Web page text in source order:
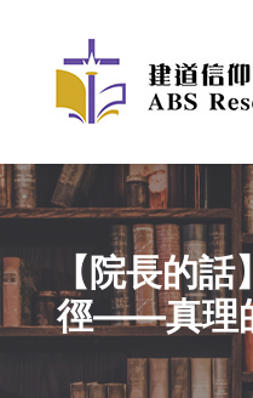
【院長的
徑——真理